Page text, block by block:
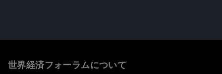
世界経済フォーラムについて